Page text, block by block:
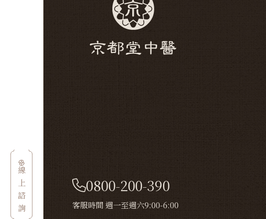
線上諮詢 0800-200-390
客服時間 週一至週六9:00-6:00